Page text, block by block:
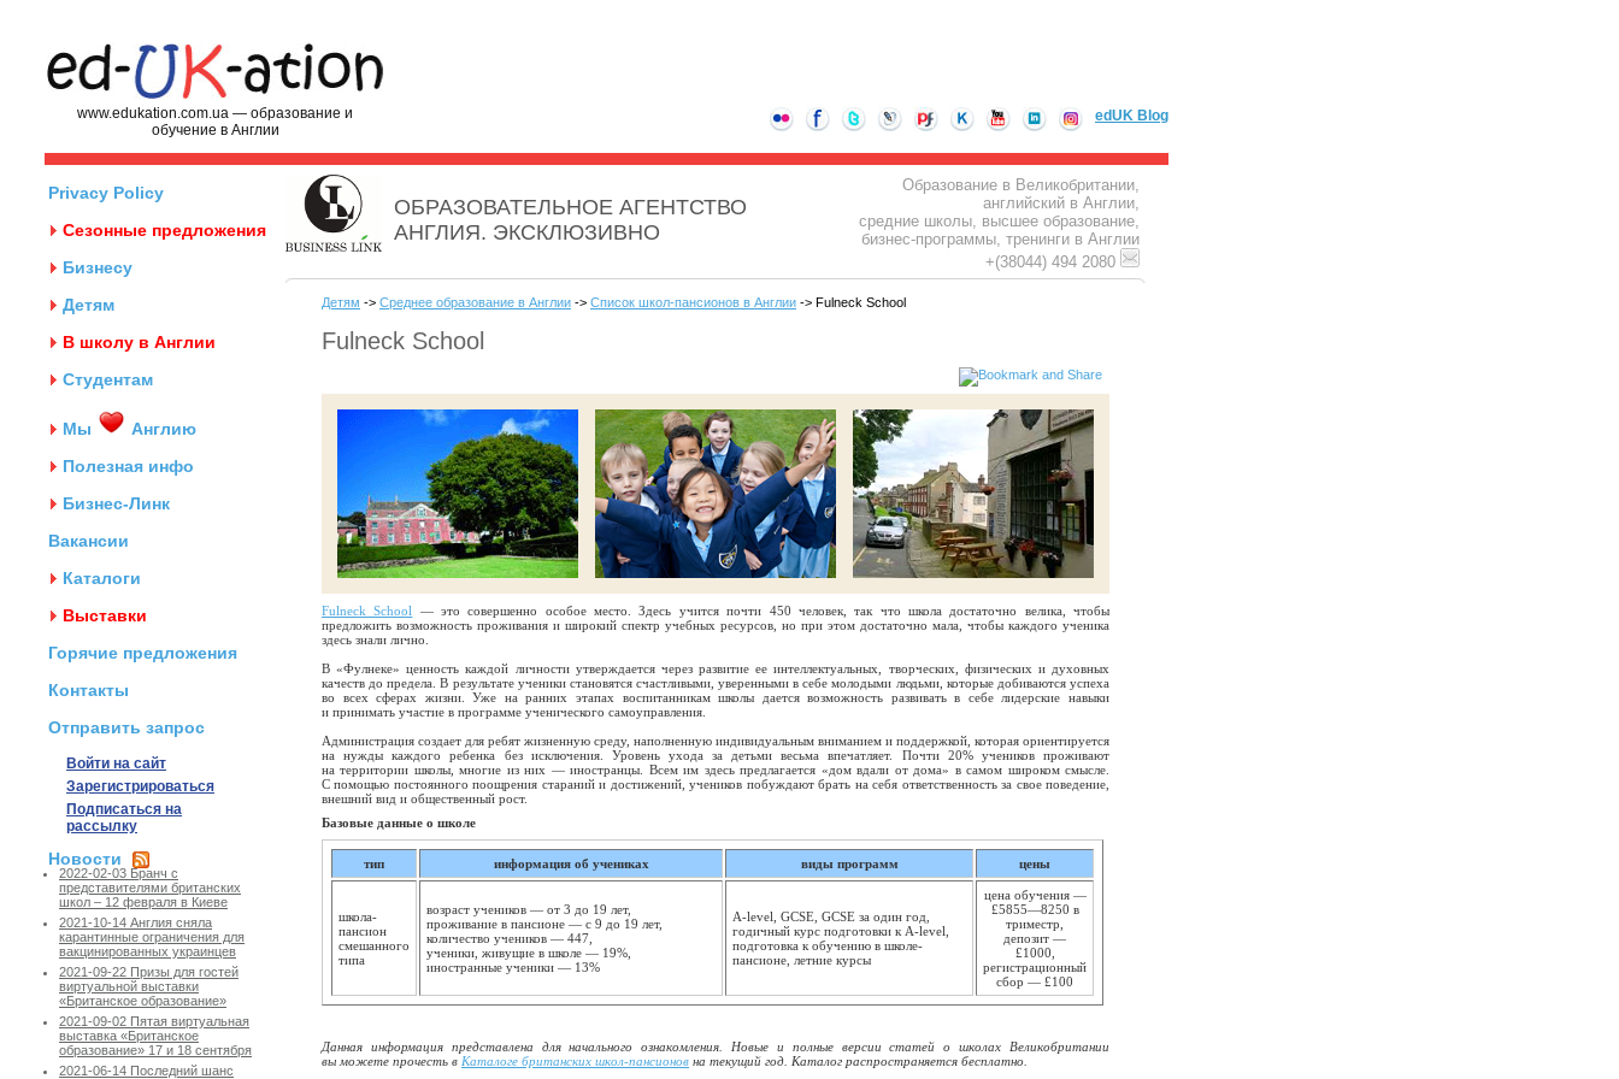
www.edukation.com.ua — образование и
обучение в Англии
edUK Blog
Privacy Policy
Сезонные предложения
Бизнесу
Детям
В школу в Англии
Студентам
Мы
Англию
Полезная инфо
Бизнес-Линк
Вакансии
Каталоги
Выставки
Горячие предложения
Контакты
Отправить запрос
Войти на сайт
Зарегистрироваться
Подписаться на
рассылку
Новости
2022-02-03 Бранч с
представителями британских
школ – 12 февраля в Киеве
2021-10-14 Англия сняла
карантинные ограничения для
вакцинированных украинцев
2021-09-22 Призы для гостей
виртуальной выставки
«Британское образование»
2021-09-02 Пятая виртуальная
выставка «Британское
образование» 17 и 18 сентября
2021-06-14 Последний шанс
ОБРАЗОВАТЕЛЬНОЕ АГЕНТСТВО
АНГЛИЯ. ЭКСКЛЮЗИВНО
Образование в Великобритании,
английский в Англии,
средние школы, высшее образование,
бизнес-программы, тренинги в Англии
+(38044) 494 2080
Детям -> Среднее образование в Англии -> Список школ-пансионов в Англии -> Fulneck School
Fulneck School
Fulneck School
— это совершенно особое место. Здесь учится почти 450 человек, так что школа достаточно велика, чтобы
предложить возможность проживания и широкий спектр учебных ресурсов, но при этом достаточно мала, чтобы каждого ученика
здесь знали лично.
В «Фулнеке» ценность каждой личности утверждается через развитие ее интеллектуальных, творческих, физических и духовных
качеств до предела. В результате ученики становятся счастливыми, уверенными в себе молодыми людьми, которые добиваются успеха
во всех сферах жизни. Уже на ранних этапах воспитанникам школы дается возможность развивать в себе лидерские навыки
и принимать участие в программе ученического самоуправления.
Администрация создает для ребят жизненную среду, наполненную индивидуальным вниманием и поддержкой, которая ориентируется
на нужды каждого ребенка без исключения. Уровень ухода за детьми весьма впечатляет. Почти 20% учеников проживают
на территории школы, многие из них — иностранцы. Всем им здесь предлагается «дом вдали от дома» в самом широком смысле.
С помощью постоянного поощрения стараний и достижений, учеников побуждают брать на себя ответственность за свое поведение,
внешний вид и общественный рост.
Базовые данные о школе
тип информация об учениках виды программ цены
школа-
пансион
смешанного
типа
возраст учеников — от 3 до 19 лет,
проживание в пансионе — с 9 до 19 лет,
количество учеников — 447,
ученики, живущие в школе — 19%,
иностранные ученики — 13%
A-level, GCSE, GCSE за один год,
годичный курс подготовки к A-level,
подготовка к обучению в школе-
пансионе, летние курсы
цена обучения —
£5855—8250 в
триместр,
депозит —
£1000,
регистрационный
сбор — £100
Данная информация представлена для начального ознакомления. Новые и полные версии статей о школах Великобритании
вы можете прочесть в Каталоге британских школ-пансионов на текущий год. Каталог распространяется бесплатно.